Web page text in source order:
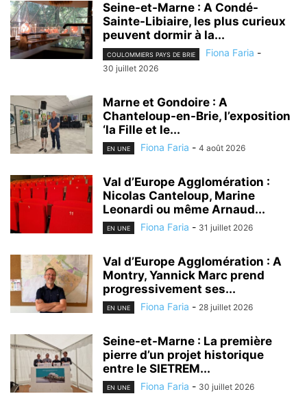
Seine-et-Marne : A Condé-
Sainte-Libiaire, les plus curieux
peuvent dormir à la...
COULOMMIERS PAYS DE BRIE Fiona Faria -
30 juillet 2026
Marne et Gondoire : A
Chanteloup-en-Brie, l’exposition
‘la Fille et le...
EN UNE Fiona Faria - 4 août 2026
Val d’Europe Agglomération :
Nicolas Canteloup, Marine
Leonardi ou même Arnaud...
EN UNE Fiona Faria - 31 juillet 2026
Val d’Europe Agglomération : A
Montry, Yannick Marc prend
progressivement ses...
EN UNE Fiona Faria - 28 juillet 2026
Seine-et-Marne : La première
pierre d’un projet historique
entre le SIETREM...
EN UNE Fiona Faria - 30 juillet 2026